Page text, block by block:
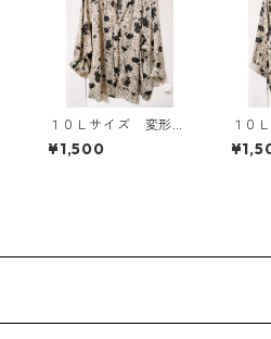
１０Ｌサイズ 変形ド
ット 花柄 ボウタイ
ブラウス オフホワイ
¥1,500
１０
ット
ブラ